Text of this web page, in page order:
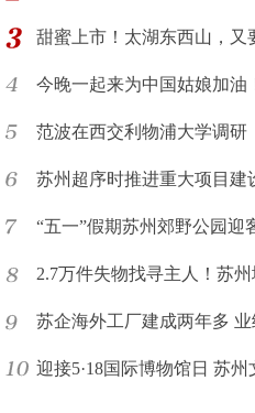
甜蜜上市！太湖东西山，
今晚一起来为中国姑娘加油
范波在西交利物浦大学调研
苏州超序时推进重大项目建
“五一”假期苏州郊野公园迎
2.7万件失物找寻主人！苏
苏企海外工厂建成两年多
迎接5·18国际博物馆日 苏州